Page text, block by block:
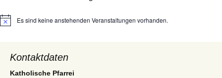
HinweisEs sind keine anstehenden Veranstaltungen vorhanden.
Kontaktdaten
Katholische Pfarrei